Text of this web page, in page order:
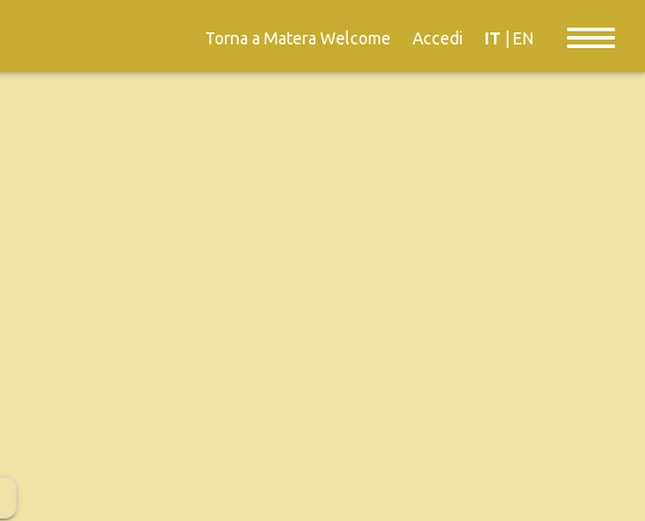
Torna a Matera Welcome Accedi IT EN